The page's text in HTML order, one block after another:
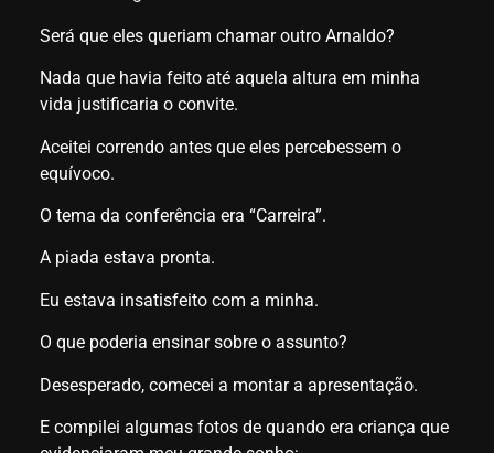
Será que eles queriam chamar outro Arnaldo?
Nada que havia feito até aquela altura em minha
vida justificaria o convite.
Aceitei correndo antes que eles percebessem o
equívoco.
O tema da conferência era “Carreira”.
A piada estava pronta.
Eu estava insatisfeito com a minha.
O que poderia ensinar sobre o assunto?
Desesperado, comecei a montar a apresentação.
E compilei algumas fotos de quando era criança que